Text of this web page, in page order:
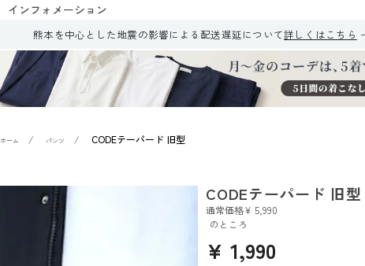
インフォメーション
熊本を中心とした地震の影響による配送遅延について詳しくはこちら
ホーム パンツ CODEテーパード 旧型
CODEテーパード 旧型
通常価格¥ 5,990
のところ
¥ 1,990